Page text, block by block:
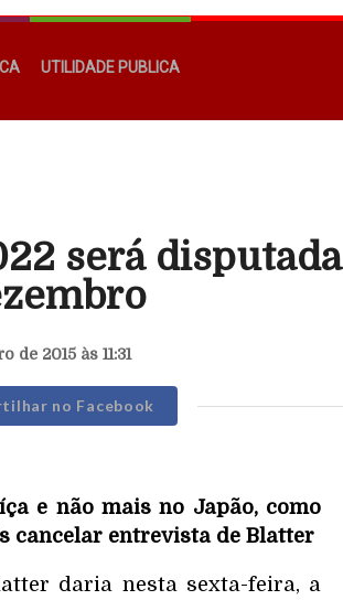
UTILIDADE PUBLICA
será disputada
de 2015 às 11:31
no Facebook
e não mais no Japão, como
cancelar entrevista de Blatter
daria nesta sexta-feira, a